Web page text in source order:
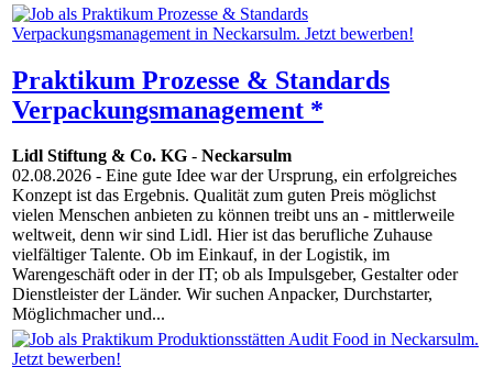
Praktikum Prozesse & Standards
Verpackungsmanagement *
Lidl Stiftung & Co. KG - Neckarsulm
02.08.2026 - Eine gute Idee war der Ursprung, ein erfolgreiches
Konzept ist das Ergebnis. Qualität zum guten Preis möglichst
vielen Menschen anbieten zu können treibt uns an - mittlerweile
weltweit, denn wir sind Lidl. Hier ist das berufliche Zuhause
vielfältiger Talente. Ob im Einkauf, in der Logistik, im
Warengeschäft oder in der IT; ob als Impulsgeber, Gestalter oder
Dienstleister der Länder. Wir suchen Anpacker, Durchstarter,
Möglichmacher und...